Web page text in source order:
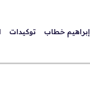
إبراهيم خطاب توكيدات